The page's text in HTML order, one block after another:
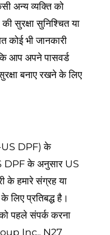
अन्य व्यक्ति को
सुरक्षा सुनिश्चित या
कोई भी जानकारी
आप अपने पासवर्ड
बनाए रखने के लिए
US DPF) के
के अनुसार US
के हमारे संग्रह या
लिए प्रतिबद्ध है।
पहले संपर्क करना
Inc., N27